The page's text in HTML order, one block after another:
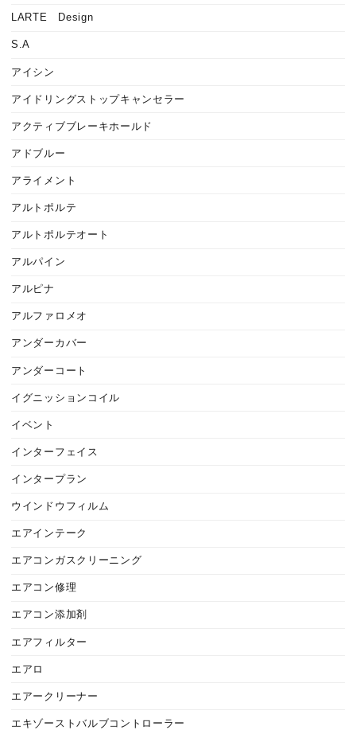
LARTE Design
S.A
アイシン
アイドリングストップキャンセラー
アクティブブレーキホールド
アドブルー
アライメント
アルトポルテ
アルトポルテオート
アルパイン
アルピナ
アルファロメオ
アンダーカバー
アンダーコート
イグニッションコイル
イベント
インターフェイス
インタープラン
ウインドウフィルム
エアインテーク
エアコンガスクリーニング
エアコン修理
エアコン添加剤
エアフィルター
エアロ
エアークリーナー
エキゾーストバルブコントローラー